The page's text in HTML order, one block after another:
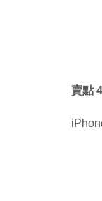
賣點